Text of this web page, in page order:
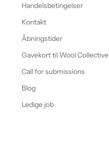
Handelsbetingelser
Kontakt
Åbningstider
Gavekort til Wool Collective
Call for submissions
Blog
Ledige job